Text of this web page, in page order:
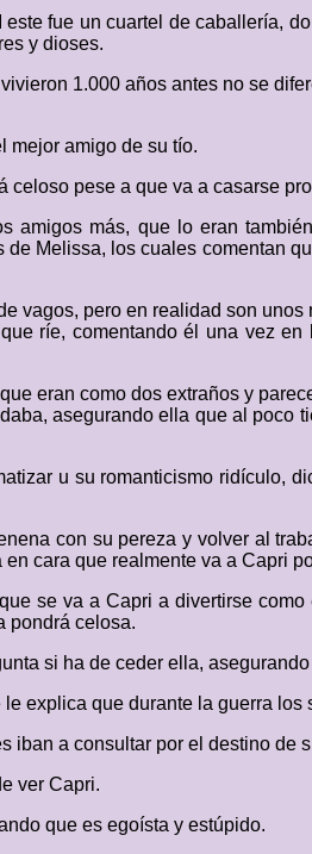
fue un cuartel de caballería,
y dioses.
1.000 años antes no se
mejor amigo de su tío.
celoso pese a que va a casarse
amigos más, que lo eran
Melissa, los cuales comentan
vagos, pero en realidad son
ríe, comentando él una vez
eran como dos extraños y
asegurando ella que al
u su romanticismo ridículo,
con su pereza y volver al
cara que realmente va a Capri
se va a Capri a divertirse
pondrá celosa.
si ha de ceder ella,
explica que durante la guerra
a consultar por el destino de
ver Capri.
que es egoísta y estúpido.